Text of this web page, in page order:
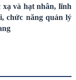
và hạt nhân, lĩnh
chức năng quản lý